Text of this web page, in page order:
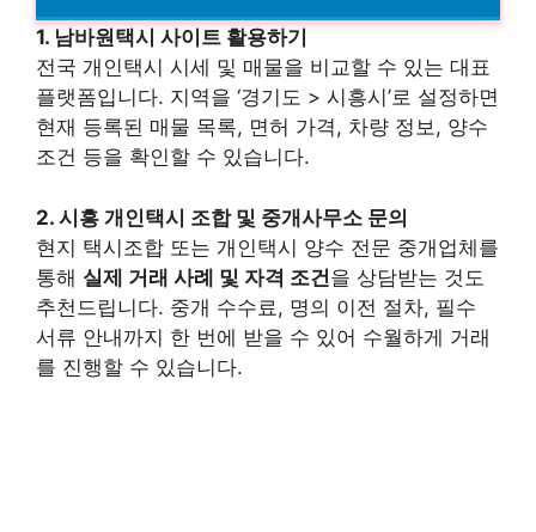
1. 남바원택시 사이트 활용하기
전국 개인택시 시세 및 매물을 비교할 수 있는 대표
플랫폼입니다. 지역을 ‘경기도 > 시흥시’로 설정하면
현재 등록된 매물 목록, 면허 가격, 차량 정보, 양수
조건 등을 확인할 수 있습니다.
2. 시흥 개인택시 조합 및 중개사무소 문의
현지 택시조합 또는 개인택시 양수 전문 중개업체를
통해 실제 거래 사례 및 자격 조건을 상담받는 것도
추천드립니다. 중개 수수료, 명의 이전 절차, 필수
서류 안내까지 한 번에 받을 수 있어 수월하게 거래
를 진행할 수 있습니다.